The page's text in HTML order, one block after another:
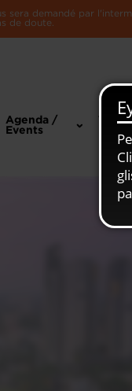
demandé par
de doute.
Agenda /
Events
Toute